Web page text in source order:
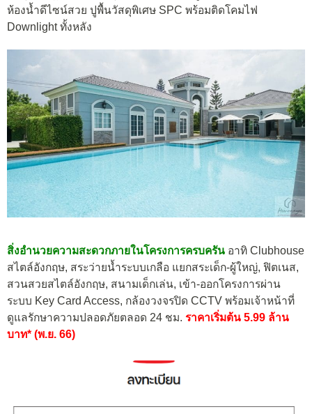
ห้องน้ำดีไซน์สวย ปูพื้นวัสดุพิเศษ SPC พร้อมติดโคมไฟ
Downlight ทั้งหลัง
สิ่งอำนวยความสะดวกภายในโครงการครบครัน อาทิ Clubhouse
สไตล์อังกฤษ, สระว่ายน้ำระบบเกลือ แยกสระเด็ก-ผู้ใหญ่, ฟิตเนส,
สวนสวยสไตล์อังกฤษ, สนามเด็กเล่น, เข้า-ออกโครงการผ่าน
ระบบ Key Card Access, กล้องวงจรปิด CCTV พร้อมเจ้าหน้าที่
ดูแลรักษาความปลอดภัยตลอด 24 ชม. ราคาเริ่มต้น 5.99 ล้าน
บาท* (พ.ย. 66)